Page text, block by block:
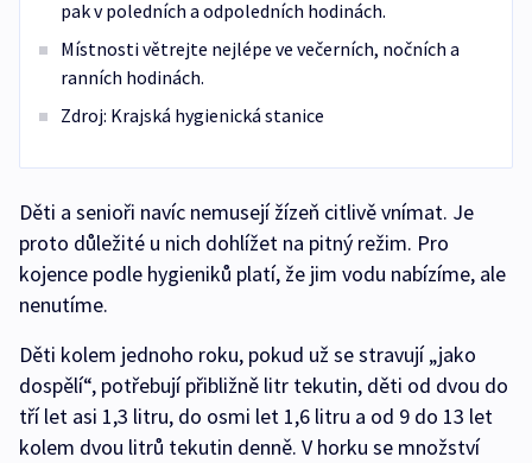
pak v poledních a odpoledních hodinách.
Místnosti větrejte nejlépe ve večerních, nočních a
ranních hodinách.
Zdroj: Krajská hygienická stanice
Děti a senioři navíc nemusejí žízeň citlivě vnímat. Je
proto důležité u nich dohlížet na pitný režim. Pro
kojence podle hygieniků platí, že jim vodu nabízíme, ale
nenutíme.
Děti kolem jednoho roku, pokud už se stravují „jako
dospělí“, potřebují přibližně litr tekutin, děti od dvou do
tří let asi 1,3 litru, do osmi let 1,6 litru a od 9 do 13 let
kolem dvou litrů tekutin denně. V horku se množství